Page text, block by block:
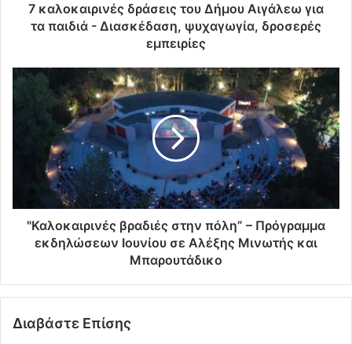
7 καλοκαιρινές δράσεις του Δήμου Αιγάλεω για
τα παιδιά - Διασκέδαση, ψυχαγωγία, δροσερές
εμπειρίες
"Καλοκαιρινές βραδιές στην πόλη” – Πρόγραμμα
εκδηλώσεων Ιουνίου σε Αλέξης Μινωτής και
Μπαρουτάδικο
Διαβάστε Επίσης